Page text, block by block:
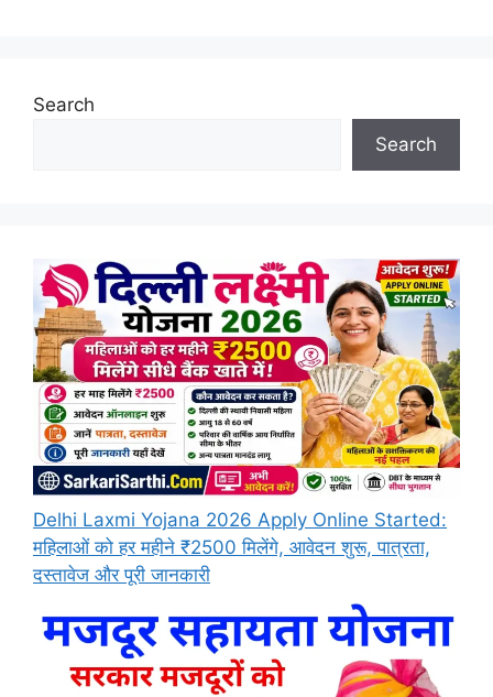
Search
Search
Delhi Laxmi Yojana 2026 Apply Online Started:
महिलाओं को हर महीने ₹2500 मिलेंगे, आवेदन शुरू, पात्रता,
दस्तावेज और पूरी जानकारी